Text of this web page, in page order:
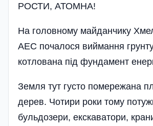
РОСТИ, АТОМНА!
На головному майданчику
АЕС почалося виймання
котлована під фундамент
Земля тут густо помережана
дерев. Чотири роки тому
бульдозери, екскаватори,